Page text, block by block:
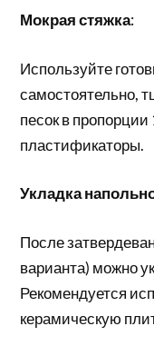
Мокрая стяжка:
Используйте
самостоятельно,
песок в
пластификаторы.
Укладка
После
варианта) можно
Рекомендуется
керамическую